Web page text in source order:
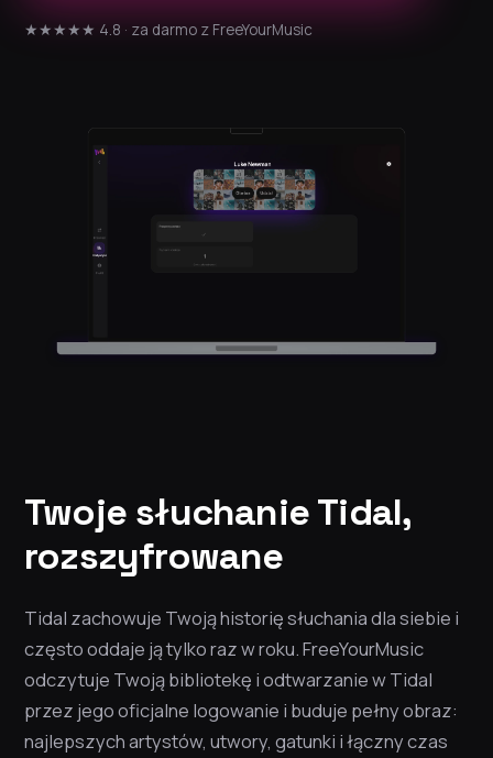
★★★★★ 4.8 · za darmo z FreeYourMusic
Twoje słuchanie Tidal,
rozszyfrowane
Tidal zachowuje Twoją historię słuchania dla siebie i
często oddaje ją tylko raz w roku. FreeYourMusic
odczytuje Twoją bibliotekę i odtwarzanie w Tidal
przez jego oficjalne logowanie i buduje pełny obraz:
najlepszych artystów, utwory, gatunki i łączny czas